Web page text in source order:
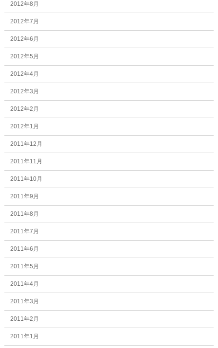
2012年8月
2012年7月
2012年6月
2012年5月
2012年4月
2012年3月
2012年2月
2012年1月
2011年12月
2011年11月
2011年10月
2011年9月
2011年8月
2011年7月
2011年6月
2011年5月
2011年4月
2011年3月
2011年2月
2011年1月